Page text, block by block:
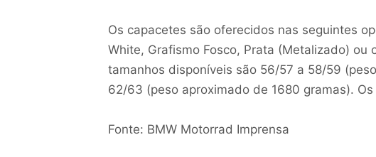
Os capacetes são oferecidos nas seguintes
White, Grafismo Fosco, Prata (Metalizado) ou
tamanhos disponíveis são 56/57 a 58/59
62/63 (peso aproximado de 1680 gramas).
Fonte: BMW Motorrad Imprensa